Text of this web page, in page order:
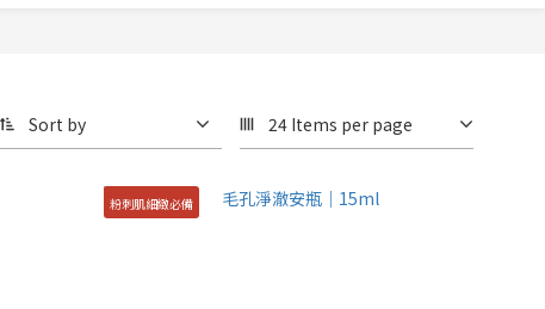
Sort by 24 Items per page
粉刺肌細緻必備